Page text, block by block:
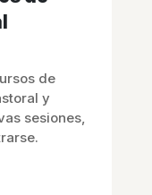
de
y
sesiones,